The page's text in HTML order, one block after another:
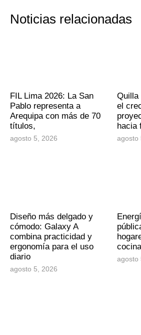
Noticias relacionadas
FIL Lima 2026: La San
Pablo representa a
Arequipa con más de 70
títulos,
agosto 5, 2026
Quilla
el
hacia
agosto
Diseño más delgado y
cómodo: Galaxy A
combina practicidad y
ergonomía para el uso
diario
agosto 5, 2026
agosto